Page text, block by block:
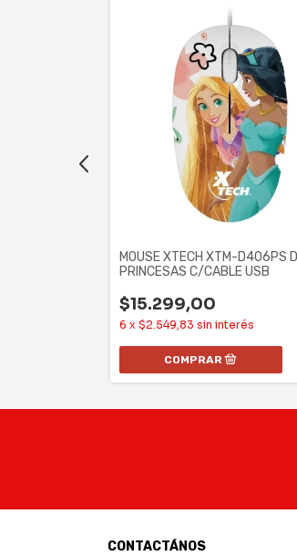
MOUSE XTECH XTM-D406PS
PRINCESAS C/CABLE USB
$15.299,00
6 x $2.549,83 sin interés
CONTACTÁNOS